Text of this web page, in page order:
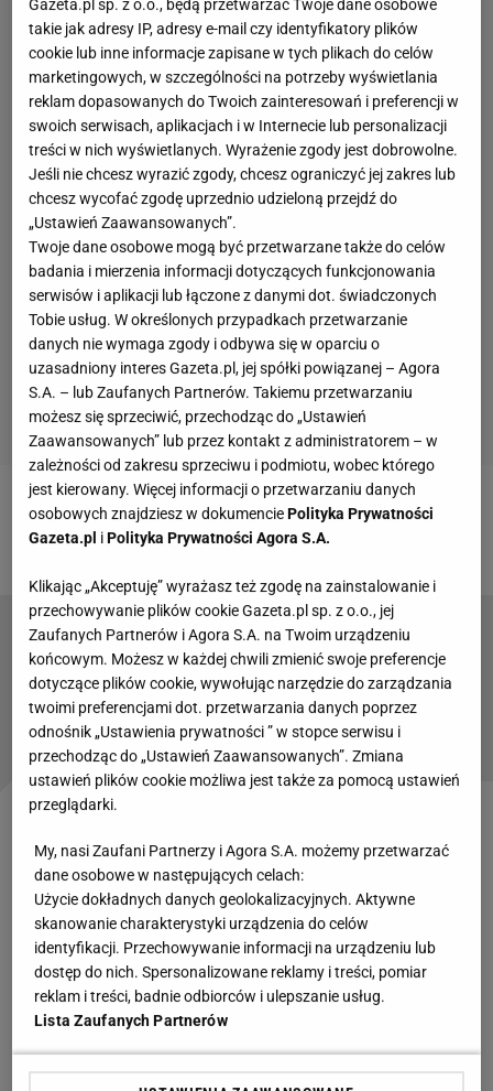
Zobacz wideoPolska ma kolejny imponujący
stadion! Sportowa perełka
Czytaj także:
Tego nie pokazali w telewizji. Kibole w
Kopenhadze dali o sobie znać. Interwencja
piłkarzy
polskiegopunktu widzenia istotny był występ
Damiana Szymańskiego, który zagrał 80 minut. Po
raz czwarty w tym sezonie Polak wyprowadzał AEK
na murawę z opaską kapitańską.
Zmarnowana szansa AEK-u na awans. "Powód do
frustracji"
Gazeta.pl sp. z o.o., będą przetwarzać Twoje dane osobowe
takie jak adresy IP, adresy e-mail czy identyfikatory plików
cookie lub inne informacje zapisane w tych plikach do celów
marketingowych, w szczególności na potrzeby wyświetlania
reklam dopasowanych do Twoich zainteresowań i preferencji w
swoich serwisach, aplikacjach i w Internecie lub personalizacji
treści w nich wyświetlanych. Wyrażenie zgody jest dobrowolne.
Jeśli nie chcesz wyrazić zgody, chcesz ograniczyć jej zakres lub
chcesz wycofać zgodę uprzednio udzieloną przejdź do
„Ustawień Zaawansowanych”.
Twoje dane osobowe mogą być przetwarzane także do celów
badania i mierzenia informacji dotyczących funkcjonowania
serwisów i aplikacji lub łączone z danymi dot. świadczonych
Tobie usług. W określonych przypadkach przetwarzanie
danych nie wymaga zgody i odbywa się w oparciu o
uzasadniony interes Gazeta.pl, jej spółki powiązanej – Agora
S.A. – lub Zaufanych Partnerów. Takiemu przetwarzaniu
możesz się sprzeciwić, przechodząc do „Ustawień
Zaawansowanych” lub przez kontakt z administratorem – w
zależności od zakresu sprzeciwu i podmiotu, wobec którego
jest kierowany. Więcej informacji o przetwarzaniu danych
osobowych znajdziesz w dokumenciePolityka Prywatności
Gazeta.pl iPolityka Prywatności Agora S.A.
Klikając „Akceptuję” wyrażasz też zgodę na zainstalowanie i
przechowywanie plików cookie Gazeta.pl sp. z o.o., jej
Zaufanych Partnerów i Agora S.A. na Twoim urządzeniu
końcowym. Możesz w każdej chwili zmienić swoje preferencje
dotyczące plików cookie, wywołując narzędzie do zarządzania
twoimi preferencjami dot. przetwarzania danych poprzez
odnośnik „Ustawienia prywatności ” w stopce serwisu i
przechodząc do „Ustawień Zaawansowanych”. Zmiana
ustawień plików cookie możliwa jest także za pomocą ustawień
przeglądarki.
My, nasi Zaufani Partnerzy i Agora S.A. możemy przetwarzać
dane osobowe w następujących celach:
Użycie dokładnych danych geolokalizacyjnych. Aktywne
skanowanie charakterystyki urządzenia do celów
identyfikacji. Przechowywanie informacji na urządzeniu lub
dostęp do nich. Spersonalizowane reklamy i treści, pomiar
reklam i treści, badnie odbiorców i ulepszanie usług.
Lista Zaufanych Partnerów